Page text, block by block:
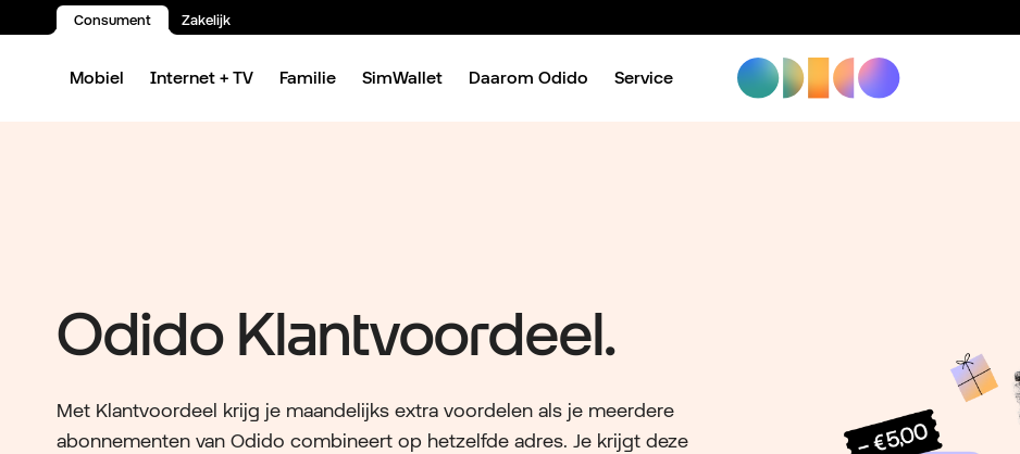
Consument Zakelijk
Mobiel Internet + TV Familie SimWallet Daarom Odido Service
Odido Klantvoordeel.
Met Klantvoordeel krijg je maandelijks extra voordelen als je meerdere
abonnementen van Odido combineert op hetzelfde adres. Je krijgt deze